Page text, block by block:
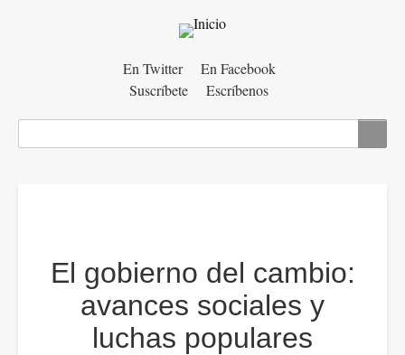
En Twitter
En Facebook
Suscríbete
Escríbenos
El gobierno del cambio:
avances sociales y
luchas populares